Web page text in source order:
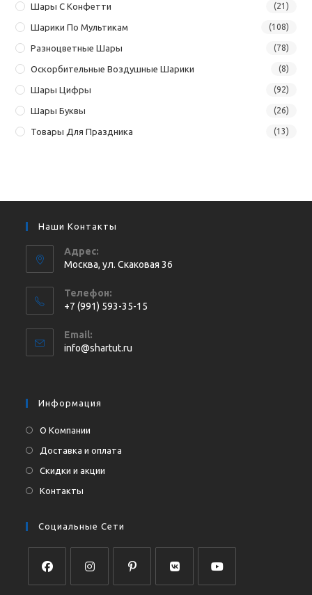
Шары С Конфетти (21)
Шарики По Мультикам (108)
Разноцветные Шары (78)
Оскорбительные Воздушные Шарики (8)
Шары Цифры (92)
Шары Буквы (26)
Товары Для Праздника (13)
Наши Контакты
Адрес:
Москва, ул. Cкаковая 36
Телефон:
+7 (991) 593-35-15
в
вашем
Email:
info@shartut.ru
Информация
О Компании
Доставка и оплата
Скидки и акции
Контакты
Социальные Сети